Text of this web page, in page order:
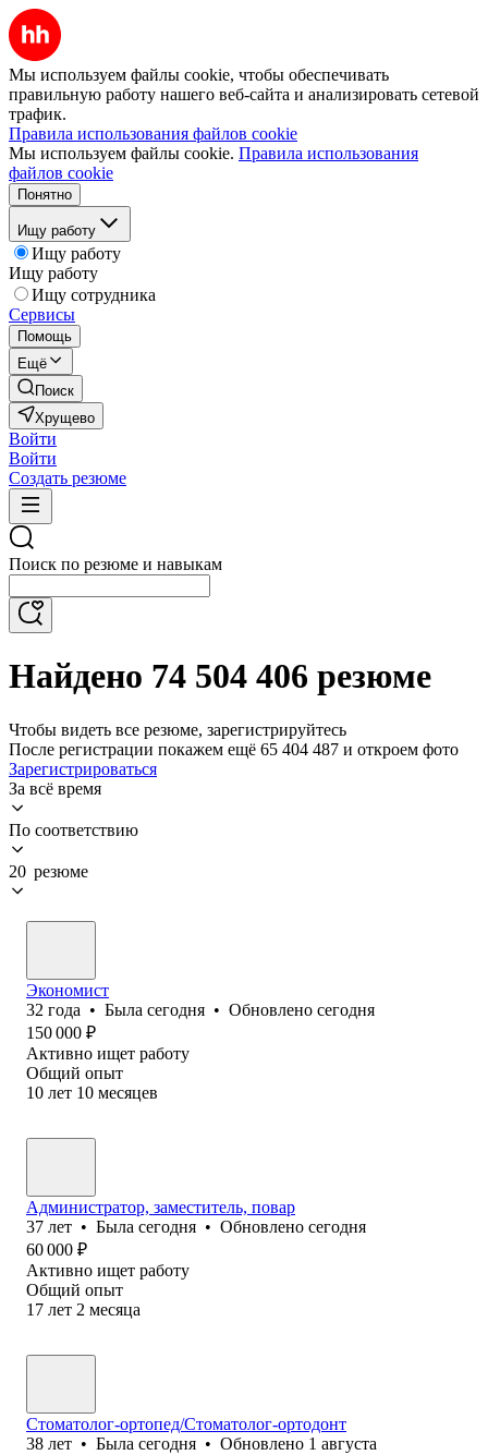
Мы используем файлы cookie, чтобы обеспечивать
правильную работу нашего веб-сайта и анализировать сетевой
трафик.
Правила использования файлов cookie
Мы используем файлы cookie. Правила использования
файлов cookie
Понятно
Ищу работу
Ищу работу
Ищу работу
Ищу сотрудника
Сервисы
Помощь
Ещё
Поиск
Хрущево
Войти
Войти
Создать резюме
Поиск по резюме и навыкам
Найдено 74 504 406 резюме
Чтобы видеть все резюме, зарегистрируйтесь
После регистрации покажем ещё 65 404 487 и откроем фото
Зарегистрироваться
За всё время
По соответствию
20 резюме
Экономист
32 года • Была сегодня • Обновлено сегодня
150 000 ₽
Активно ищет работу
Общий опыт
10 лет 10 месяцев
Администратор, заместитель, повар
37 лет • Была сегодня • Обновлено сегодня
60 000 ₽
Активно ищет работу
Общий опыт
17 лет 2 месяца
Стоматолог-ортопед/Стоматолог-ортодонт
38 лет • Была сегодня • Обновлено 1 августа